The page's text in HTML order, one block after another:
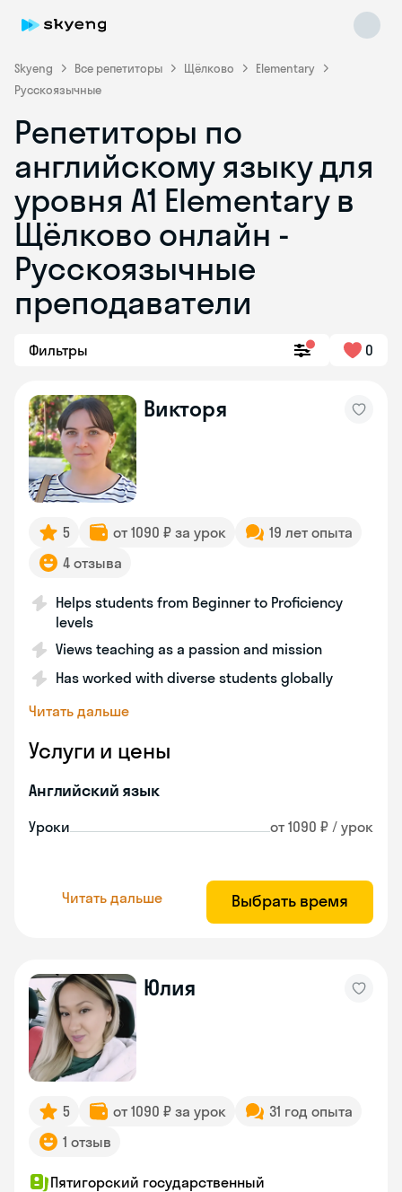
Skyeng Все репетиторы Щёлково
Elementary
Русскоязычные
Репетиторы по
английскому языку для
уровня A1 Elementary в
Щёлково онлайн -
Русскоязычные
преподаватели
Фильтры 0
Викторя
5 от 1090 ₽ за урок
19 лет опыта
4 отзыва
Helps students from Beginner to Proficiency
levels
Views teaching as a passion and mission
Has worked with diverse students globally
Читать дальше
Услуги и цены
Английский язык
Уроки от 1090 ₽ / урок
Читать дальше Выбрать время
Юлия
5 от 1090 ₽ за урок
31 год опыта
1 отзыв
Пятигорский государственный
Skyeng Chat